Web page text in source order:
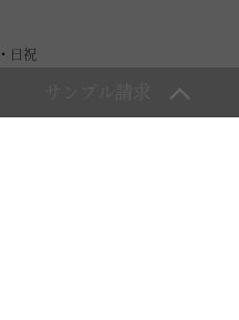
サンプル請求
日祝
い合わせ)